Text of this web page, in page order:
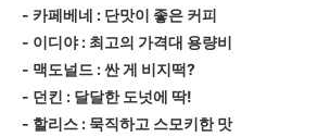
- 카페베네 : 단맛이 좋은 커피
- 이디야 : 최고의 가격대 용량비
- 맥도널드 : 싼 게 비지떡?
- 던킨 : 달달한 도넛에 딱!
- 할리스 : 묵직하고 스모키한 맛